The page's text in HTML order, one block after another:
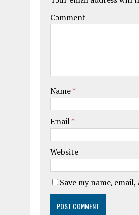
Comment
Name*
Email*
Website
Save my name,